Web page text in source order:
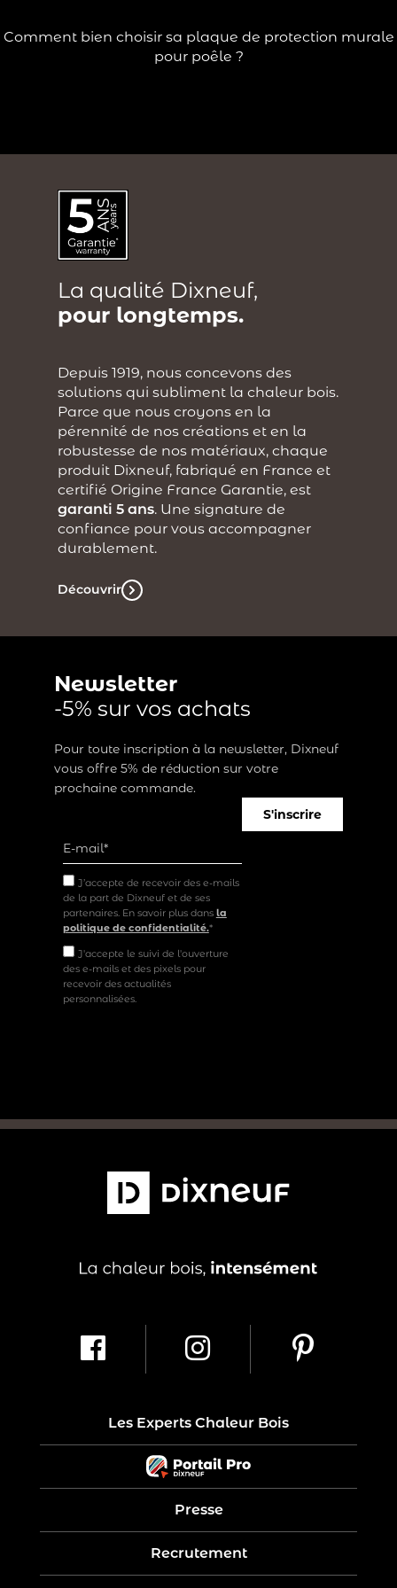
Comment bien choisir sa plaque de protection murale
pour poêle ?
La qualité Dixneuf,
pour longtemps.
Depuis 1919, nous concevons des
solutions qui subliment la chaleur bois.
Parce que nous croyons en la
pérennité de nos créations et en la
robustesse de nos matériaux, chaque
produit Dixneuf, fabriqué en France et
certifié Origine France Garantie, est
garanti 5 ans. Une signature de
confiance pour vous accompagner
durablement.
Découvrir
Newsletter
-5% sur vos achats
Pour toute inscription à la newsletter, Dixneuf
vous offre 5% de réduction sur votre
prochaine commande.
J’accepte de recevoir des e-mails
de la part de Dixneuf et de ses
partenaires. En savoir plus dans la
politique de confidentialité.*
J'accepte le suivi de l'ouverture
des e-mails et des pixels pour
recevoir des actualités
personnalisées.
S'inscrire
Les Experts Chaleur Bois
Presse
Recrutement